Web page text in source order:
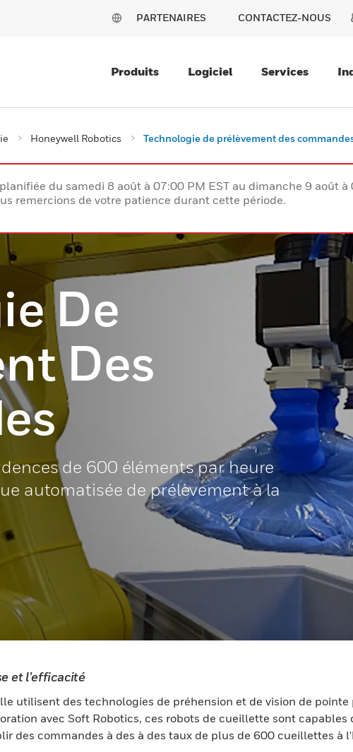
PARTENAIRES CONTACTEZ-NOUS
Produits Logiciel Services
Honeywell Robotics Technologie de prélèvement des
du samedi 8 août à 07:00 PM EST au dimanche 9 août
remercions de votre patience durant cette période.
De
Des
de 600 éléments par heure
automatisée de prélèvement à la
et l’efficacité
utilisent des technologies de préhension et de vision de
avec Soft Robotics, ces robots de cueillette sont
des commandes à des à des taux de plus de 600 cueillettes à